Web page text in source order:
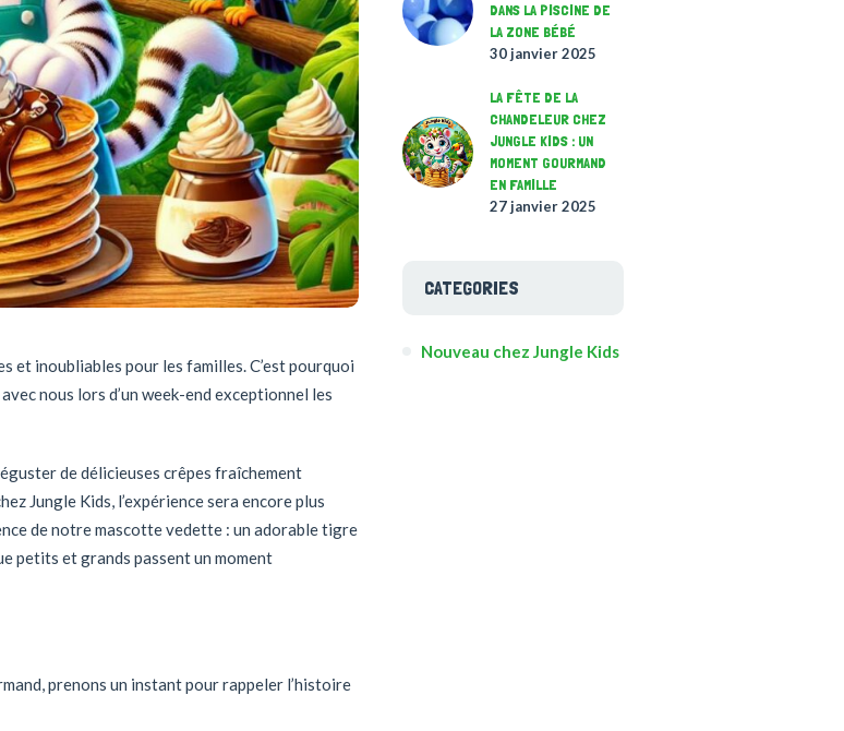
et inoubliables pour les familles. C’est pourquoi
nous lors d’un week-end exceptionnel les
de délicieuses crêpes fraîchement
Jungle Kids, l’expérience sera encore plus
de notre mascotte vedette : un adorable tigre
petits et grands passent un moment
prenons un instant pour rappeler l’histoire
DANS LA PISCINE DE
LA ZONE BÉBÉ
30 janvier 2025
LA FÊTE DE LA
CHANDELEUR CHEZ
JUNGLE KIDS : UN
MOMENT GOURMAND
EN FAMILLE
27 janvier 2025
CATEGORIES
Nouveau chez Jungle Kids